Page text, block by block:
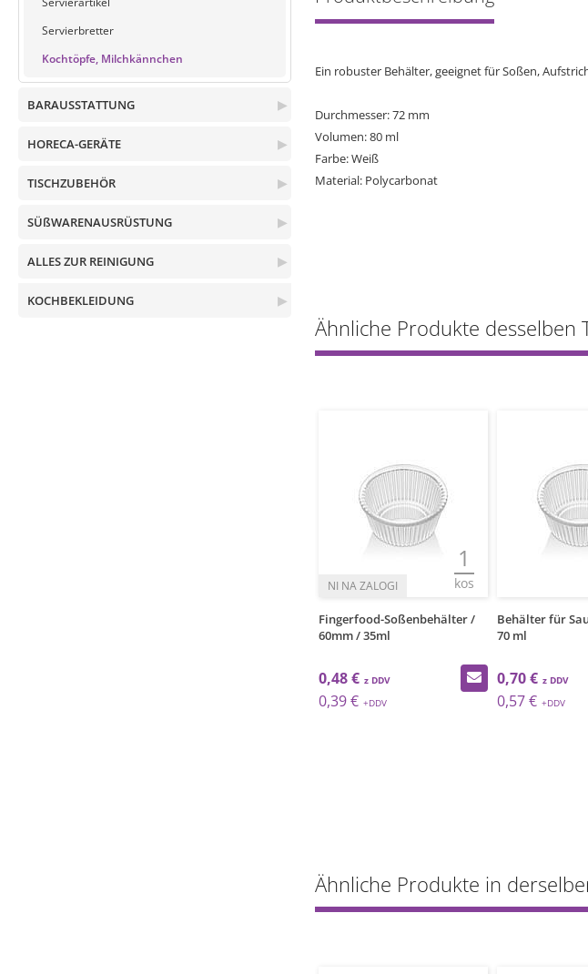
Servierbretter
Kochtöpfe, Milchkännchen
▶
BARAUSSTATTUNG
▶
HORECA-GERÄTE
▶
TISCHZUBEHÖR
▶
SÜßWARENAUSRÜSTUNG
▶
ALLES ZUR REINIGUNG
▶
KOCHBEKLEIDUNG
Ein robuster Behälter, geeignet für Soßen,
Durchmesser: 72 mm
Volumen: 80 ml
Farbe: Weiß
Material: Polycarbonat
Ähnliche Produkte desselben
1
kos
Fingerfood-Soßenbehälter /
60mm / 35ml
0,48 €
0,39 €
Behälter für
70 ml
0,70 €
0,57 €
Ähnliche Produkte in